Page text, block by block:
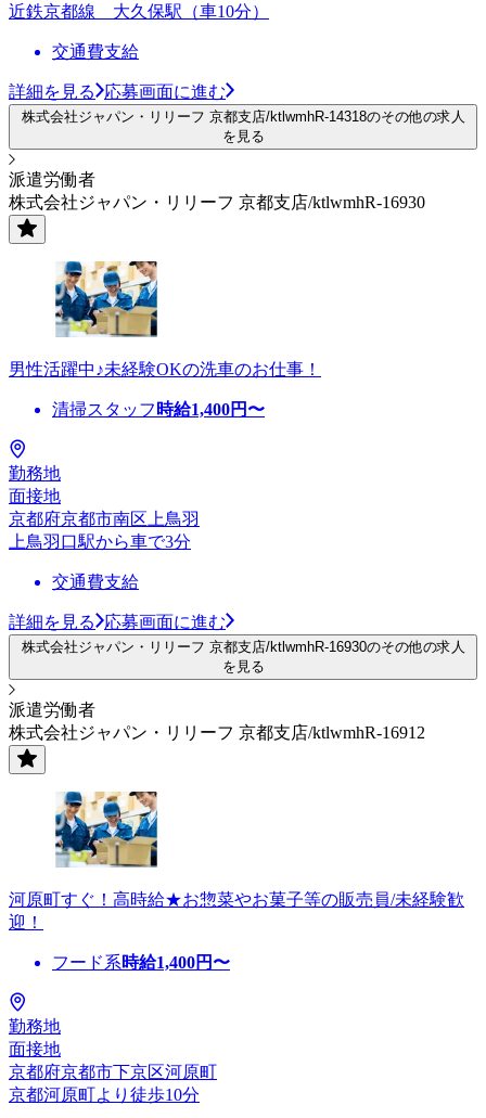
近鉄京都線 大久保駅（車10分）
交通費支給
詳細を見る 応募画面に進む
株式会社ジャパン・リリーフ 京都支店/ktlwmhR-14318のその他の求人
を見る
派遣労働者
株式会社ジャパン・リリーフ 京都支店/ktlwmhR-16930
男性活躍中♪未経験OKの洗車のお仕事！
清掃スタッフ 時給1,400円〜
勤務地
面接地
京都府京都市南区上鳥羽
上鳥羽口駅から車で3分
交通費支給
詳細を見る 応募画面に進む
株式会社ジャパン・リリーフ 京都支店/ktlwmhR-16930のその他の求人
を見る
派遣労働者
株式会社ジャパン・リリーフ 京都支店/ktlwmhR-16912
河原町すぐ！高時給★お惣菜やお菓子等の販売員/未経験歓
迎！
フード系時給1,400円〜
勤務地
面接地
京都府京都市下京区河原町
京都河原町より徒歩10分